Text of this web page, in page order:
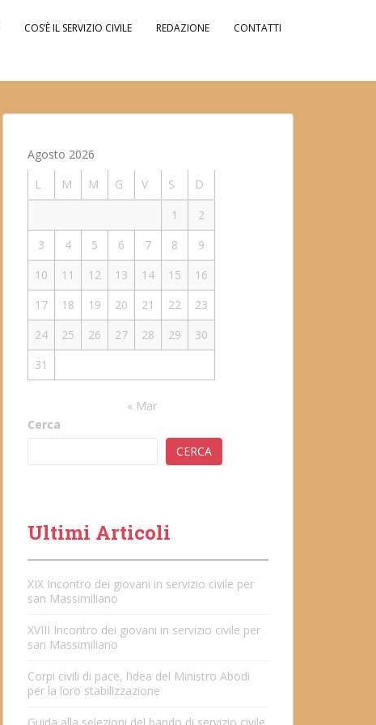
COS’È IL SERVIZIO CIVILE REDAZIONE CONTATTI
Agosto 2026
L
M M G V S
D
1
2
3
4 5 6 7 8
9
10
11 12 13 14 15
16
17
18 19 20 21 22
23
24
25 26 27 28 29
30
31
« Mar
Cerca
CERCA
Ultimi Articoli
XIX Incontro dei giovani in servizio civile per
san Massimiliano
XVIII Incontro dei giovani in servizio civile per
san Massimiliano
Corpi civili di pace, l’idea del Ministro Abodi
per la loro stabilizzazione